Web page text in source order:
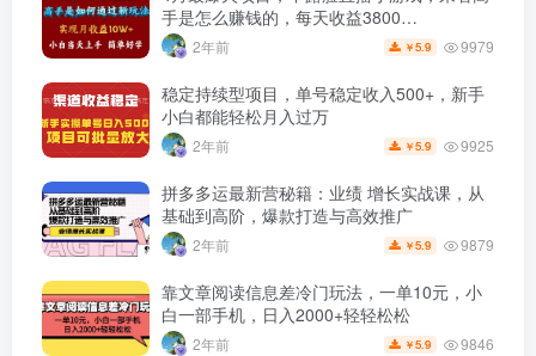
手是怎么赚钱的，每天收益3800…
2年前 ￥5.9 9979
稳定持续型项目，单号稳定收入500+，新手
小白都能轻松月入过万
2年前 ￥5.9 9925
拼多多运最新营秘籍：业绩 增长实战课，从
基础到高阶，爆款打造与高效推广
2年前 ￥5.9 9879
靠文章阅读信息差冷门玩法，一单10元，小
白一部手机，日入2000+轻轻松松
2年前 ￥5.9 9846